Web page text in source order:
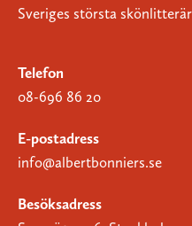
Sveriges största
Telefon
08-696 86 20
E-postadress
info@albertbonniers.se
Besöksadress